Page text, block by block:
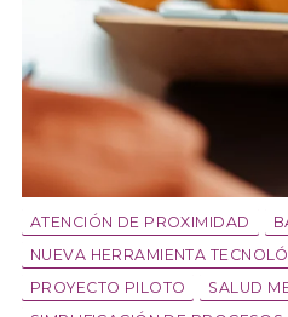
ATENCIÓN DE PROXIMIDAD
NUEVA HERRAMIENTA
PROYECTO PILOTO
SALUD